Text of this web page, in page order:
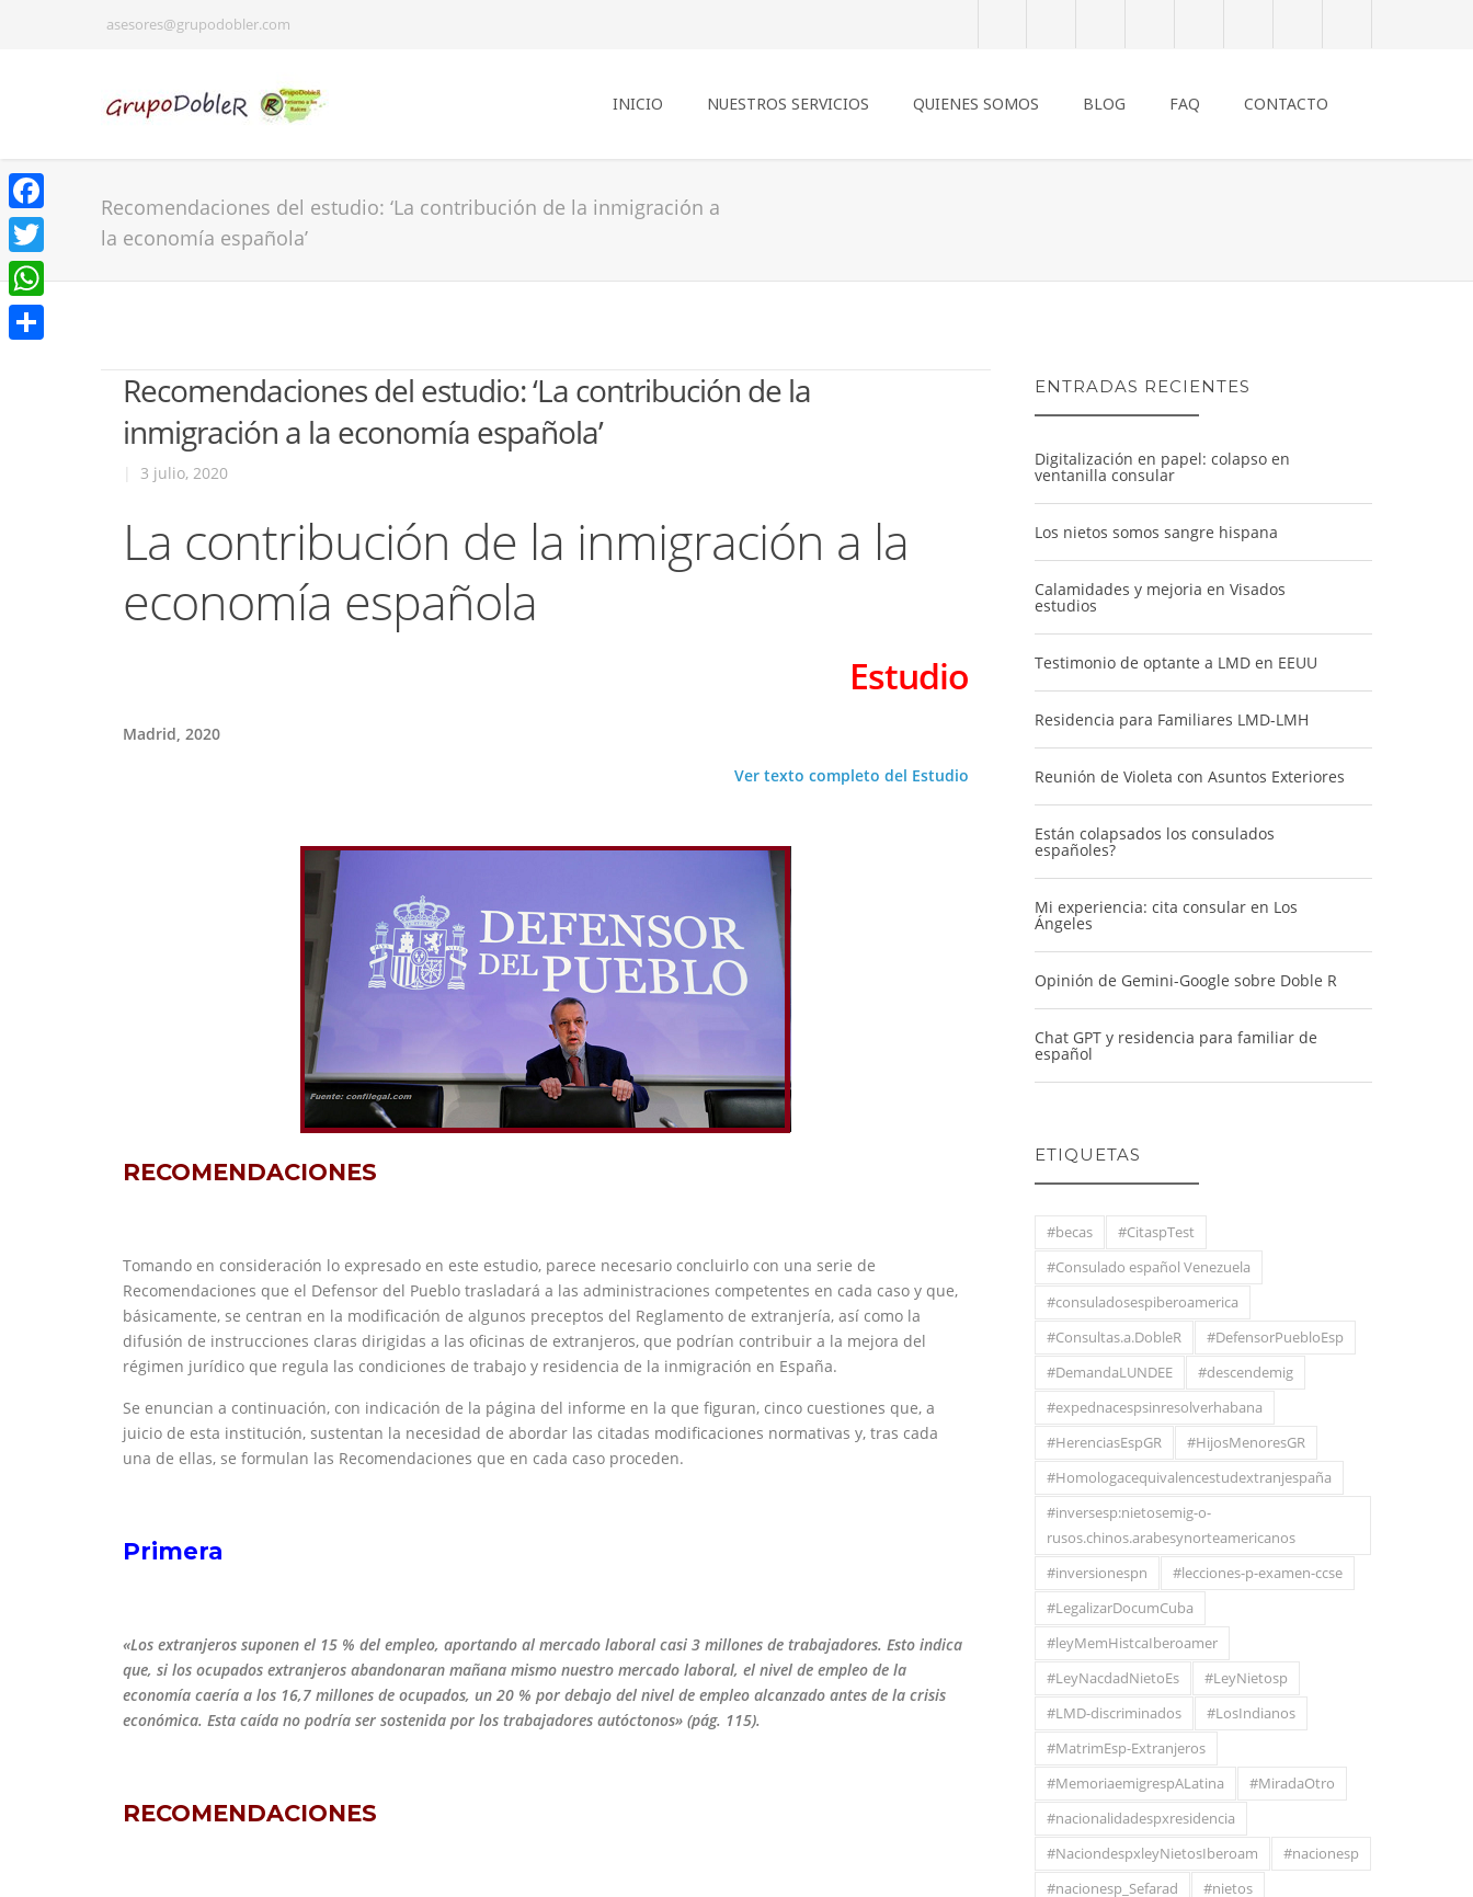
asesores@grupodobler.com
INICIO NUESTROS SERVICIOS QUIENES SOMOS BLOG FAQ CONTACTO
Recomendaciones del estudio: ‘La contribución de la inmigración a
la economía española’
Recomendaciones del estudio: ‘La contribución de la
inmigración a la economía española’
3 julio, 2020
La contribución de la inmigración a la
economía española
Estudio
Madrid, 2020
Ver texto completo del Estudio
RECOMENDACIONES
Tomando en consideración lo expresado en este estudio, parece necesario concluirlo con una serie de
Recomendaciones que el Defensor del Pueblo trasladará a las administraciones competentes en cada caso y que,
básicamente, se centran en la modificación de algunos preceptos del Reglamento de extranjería, así como la
difusión de instrucciones claras dirigidas a las oficinas de extranjeros, que podrían contribuir a la mejora del
régimen jurídico que regula las condiciones de trabajo y residencia de la inmigración en España.
Se enuncian a continuación, con indicación de la página del informe en la que figuran, cinco cuestiones que, a
juicio de esta institución, sustentan la necesidad de abordar las citadas modificaciones normativas y, tras cada
una de ellas, se formulan las Recomendaciones que en cada caso proceden.
Primera
«Los extranjeros suponen el 15 % del empleo, aportando al mercado laboral casi 3 millones de trabajadores. Esto indica
que, si los ocupados extranjeros abandonaran mañana mismo nuestro mercado laboral, el nivel de empleo de la
economía caería a los 16,7 millones de ocupados, un 20 % por debajo del nivel de empleo alcanzado antes de la crisis
económica. Esta caída no podría ser sostenida por los trabajadores autóctonos» (pág. 115).
RECOMENDACIONES
ENTRADAS RECIENTES
Digitalización en papel: colapso en
ventanilla consular
Los nietos somos sangre hispana
Calamidades y mejoria en Visados
estudios
Testimonio de optante a LMD en EEUU
Residencia para Familiares LMD-LMH
Reunión de Violeta con Asuntos Exteriores
Están colapsados los consulados
españoles?
Mi experiencia: cita consular en Los
Ángeles
Opinión de Gemini-Google sobre Doble R
Chat GPT y residencia para familiar de
español
ETIQUETAS
#becas
#CitaspTest
#Consulado español Venezuela
#consuladosespiberoamerica
#Consultas.a.DobleR
#DefensorPuebloEsp
#DemandaLUNDEE
#descendemig
#expednacespsinresolverhabana
#HerenciasEspGR
#HijosMenoresGR
#Homologacequivalencestudextranjespaña
#inversesp:nietosemig-o-
rusos.chinos.arabesynorteamericanos
#inversionespn
#lecciones-p-examen-ccse
#LegalizarDocumCuba
#leyMemHistcaIberoamer
#LeyNacdadNietoEs
#LeyNietosp
#LMD-discriminados
#LosIndianos
#MatrimEsp-Extranjeros
#MemoriaemigrespALatina
#MiradaOtro
#nacionalidadespxresidencia
#NaciondespxleyNietosIberoam
#nacionesp
#nacionesp_Sefarad
#nietos
Facebook
Twitter
WhatsApp